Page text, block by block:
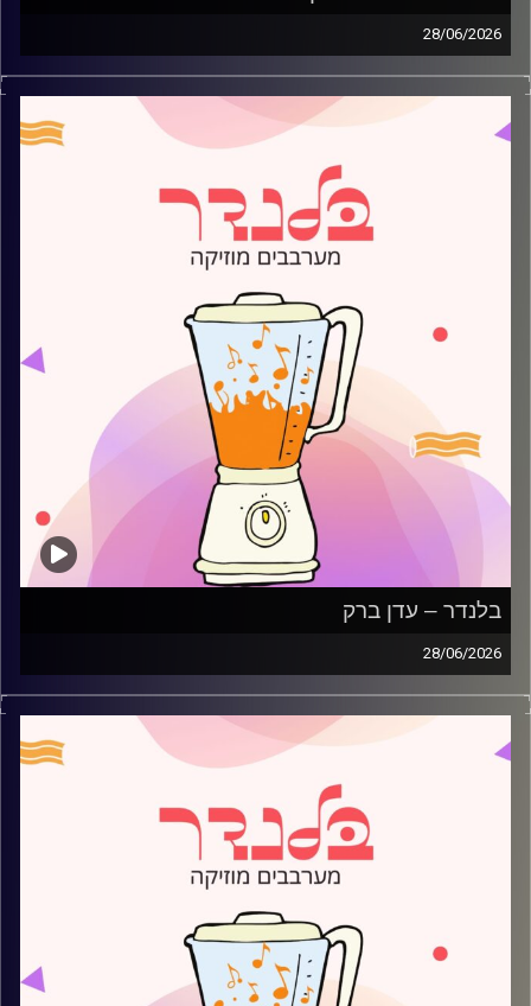
28/06/2026
מוזיקה קצבית חדשה עם עמית פרידמן
קרדיט תמונות:
AudioVersity
בלנדר – עדן ברק
28/06/2026
מוזיקה קצבית חדשה עם עדן ברק
קרדיט תמונות:
AudioVersity